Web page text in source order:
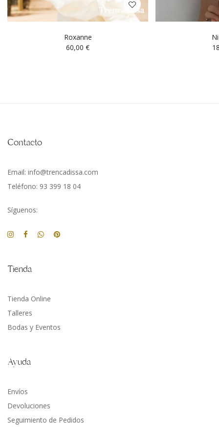
Roxanne
60,00 €
Contacto
Email: info@trencadissa.com
Teléfono: 93 399 18 04
Síguenos:
Tienda
Tienda Online
Talleres
Bodas y Eventos
Ayuda
Envíos
Devoluciones
Seguimiento de Pedidos